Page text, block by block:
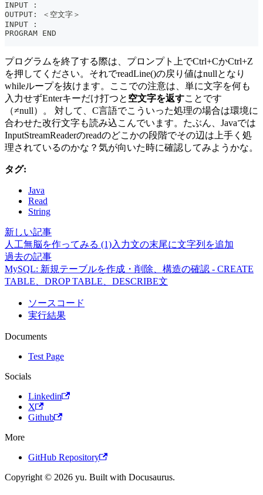
INPUT :
OUTPUT: ＜空文字＞
INPUT :
PROGRAM END
プログラムを終了する際は、プロンプト上でCtrl+CかCtrl+Z
を押してください。それでreadLine()の戻り値はnullとなり
whileループを抜けます。ここでの注意は、単に文字を何も
入力せずEnterキーだけ打つと 空文字を返すことです
（≠null）。 対して、C言語でこういった処理の場合は環境に
合わせた改行文字も読み込こんでいます。たぶん、Javaでは
InputStreamReaderのreadのどこかの段階でその辺は上手く処
理されているのかな？気が向いた時に確認してみようかな。
タグ:
Java
Read
String
新しい記事
人工無脳を作ってみる (1)入力文の末尾に文字列を追加
過去の記事
MySQL: 新規テーブルを作成・削除、構造の確認 - CREATE
TABLE、DROP TABLE、DESCRIBE文
ソースコード
実行結果
Documents
Test Page
Socials
Linkedin
X
Github
More
GitHub Repository
Copyright © 2026 yu. Built with Docusaurus.